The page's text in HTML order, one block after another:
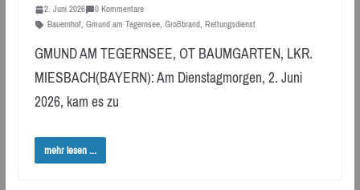
2. Juni 2026
0 Kommentare
Bauernhof, Gmund am Tegernsee, Großbrand, Rettungsdienst
GMUND AM TEGERNSEE, OT BAUMGARTEN, LKR.
MIESBACH(BAYERN): Am Dienstagmorgen, 2. Juni
2026, kam es zu
mehr lesen ...